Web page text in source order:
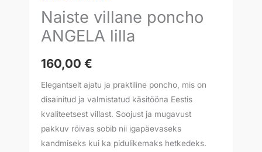
Naiste villane poncho
ANGELA lilla
160,00 €
Elegantselt ajatu ja praktiline poncho, mis on
disainitud ja valmistatud käsitööna Eestis
kvaliteetsest villast. Soojust ja mugavust
pakkuv rõivas sobib nii igapäevaseks
kandmiseks kui ka pidulikemaks hetkedeks.